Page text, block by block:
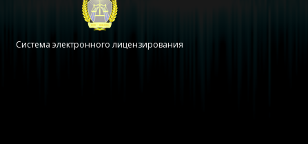
Система электронного лицензирования